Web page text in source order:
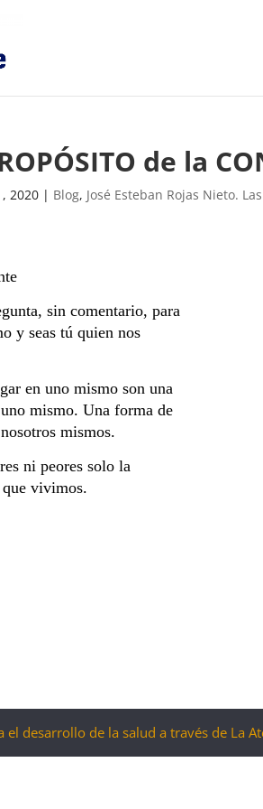
de la
2020 | Blog, José Esteban Rojas Nieto.
sin comentario, para
y seas tú quien nos
en uno mismo son una
mismo. Una forma de
mismos.
ni peores solo la
que vivimos.
el desarrollo de la salud a través de La